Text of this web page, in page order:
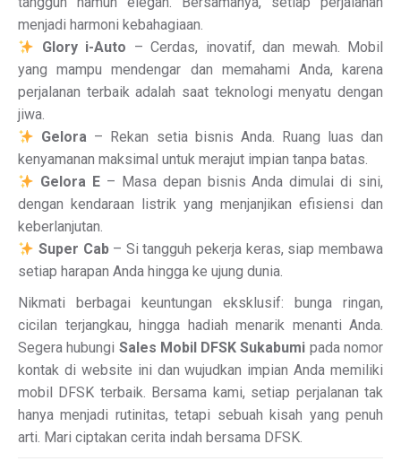
menjadi harmoni kebahagiaan.
Glory i-Auto – Cerdas, inovatif, dan mewah. Mobil
yang mampu mendengar dan memahami Anda, karena
perjalanan terbaik adalah saat teknologi menyatu dengan
jiwa.
Gelora – Rekan setia bisnis Anda. Ruang luas dan
kenyamanan maksimal untuk merajut impian tanpa batas.
Gelora E – Masa depan bisnis Anda dimulai di sini,
dengan kendaraan listrik yang menjanjikan efisiensi dan
keberlanjutan.
Super Cab– Si tangguh pekerja keras, siap membawa
setiap harapan Anda hingga ke ujung dunia.
Nikmati berbagai keuntungan eksklusif: bunga ringan,
cicilan terjangkau, hingga hadiah menarik menanti Anda.
Segera hubungi Sales Mobil DFSK Sukabumi pada nomor
kontak di website ini dan wujudkan impian Anda memiliki
mobil DFSK terbaik. Bersama kami, setiap perjalanan tak
hanya menjadi rutinitas, tetapi sebuah kisah yang penuh
arti. Mari ciptakan cerita indah bersama DFSK.